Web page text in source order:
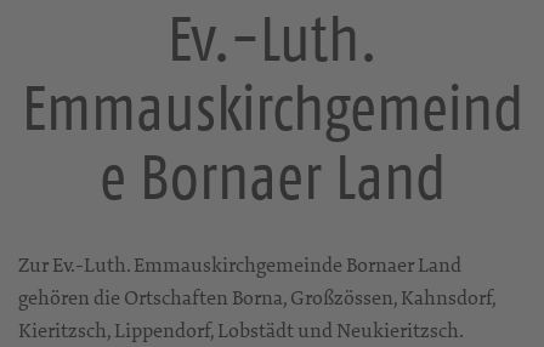
o
Ev.-Luth.
Emmauskirchgemeind
e Bornaer Land
Zur Ev.-Luth. Emmauskirchgemeinde Bornaer Land
gehören die Ortschaften Borna, Großzössen, Kahnsdorf,
Kieritzsch, Lippendorf, Lobstädt und Neukieritzsch.